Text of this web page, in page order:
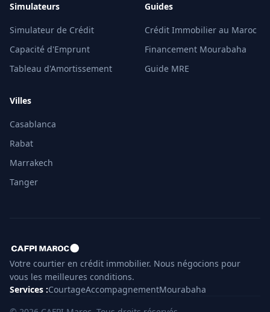
Simulateurs
Simulateur de Crédit
Capacité d'Emprunt
Tableau d'Amortissement
Guides
Crédit Immobilier au Maroc
Financement Mourabaha
Guide MRE
Villes
Casablanca
Rabat
Marrakech
Tanger
Votre courtier en crédit immobilier. Nous négocions pour
vous les meilleures conditions.
Services :CourtageAccompagnementMourabaha